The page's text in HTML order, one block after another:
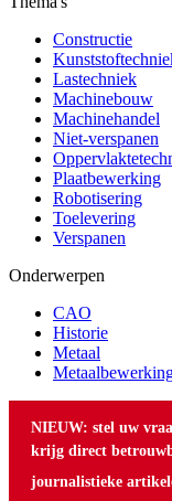
Constructie
Lastechniek
Machinebouw
Machinehandel
Niet-verspanen
Plaatbewerking
Robotisering
Toelevering
Verspanen
Onderwerpen
CAO
Historie
Metaal
NIEUW: stel uw
krijg direct
journalistieke